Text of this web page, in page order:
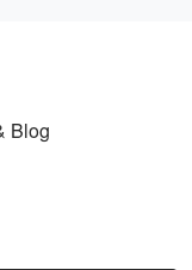
Blog